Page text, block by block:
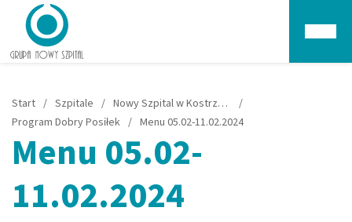
Start / Szpitale / Nowy Szpital w Kostrzynie nad Odrą
/
Program Dobry Posiłek / Menu 05.02-11.02.2024
Menu 05.02-
11.02.2024